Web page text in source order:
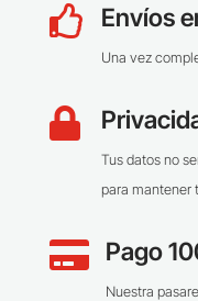
 Envíos
Una vez

Tus datos no
para mantener
 Pago
Nuestra